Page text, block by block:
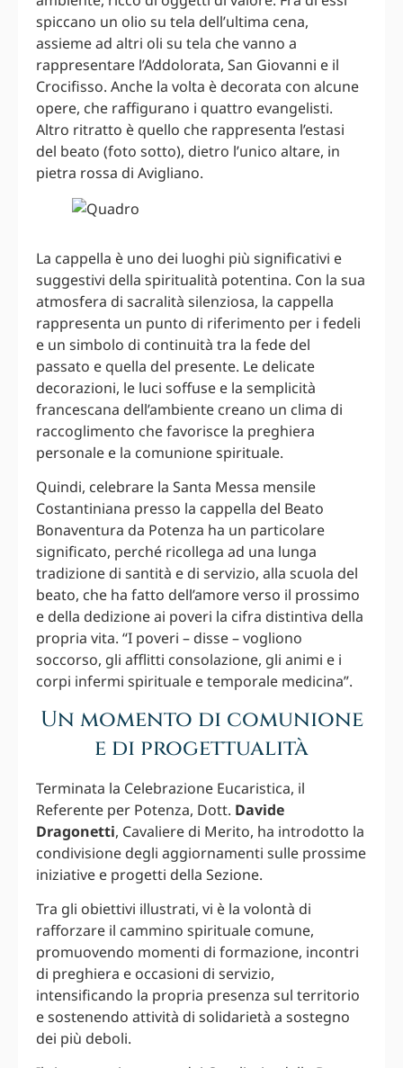
spiccano un olio su tela dell’ultima cena,
assieme ad altri oli su tela che vanno a
rappresentare l’Addolorata, San Giovanni e il
Crocifisso. Anche la volta è decorata con alcune
opere, che raffigurano i quattro evangelisti.
Altro ritratto è quello che rappresenta l’estasi
del beato (foto sotto), dietro l’unico altare, in
pietra rossa di Avigliano.
La cappella è uno dei luoghi più significativi e
suggestivi della spiritualità potentina. Con la sua
atmosfera di sacralità silenziosa, la cappella
rappresenta un punto di riferimento per i fedeli
e un simbolo di continuità tra la fede del
passato e quella del presente. Le delicate
decorazioni, le luci soffuse e la semplicità
francescana dell’ambiente creano un clima di
raccoglimento che favorisce la preghiera
personale e la comunione spirituale.
Quindi, celebrare la Santa Messa mensile
Costantiniana presso la cappella del Beato
Bonaventura da Potenza ha un particolare
significato, perché ricollega ad una lunga
tradizione di santità e di servizio, alla scuola del
beato, che ha fatto dell’amore verso il prossimo
e della dedizione ai poveri la cifra distintiva della
propria vita. “I poveri – disse – vogliono
soccorso, gli afflitti consolazione, gli animi e i
corpi infermi spirituale e temporale medicina”.
Un momento di comunione
e di progettualità
Terminata la Celebrazione Eucaristica, il
Referente per Potenza, Dott. Davide
Dragonetti, Cavaliere di Merito, ha introdotto la
condivisione degli aggiornamenti sulle prossime
iniziative e progetti della Sezione.
Tra gli obiettivi illustrati, vi è la volontà di
rafforzare il cammino spirituale comune,
promuovendo momenti di formazione, incontri
di preghiera e occasioni di servizio,
intensificando la propria presenza sul territorio
e sostenendo attività di solidarietà a sostegno
dei più deboli.